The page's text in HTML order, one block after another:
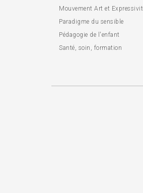
Mouvement Art et
Paradigme du sensible
Pédagogie de l'enfant
Santé, soin, formation